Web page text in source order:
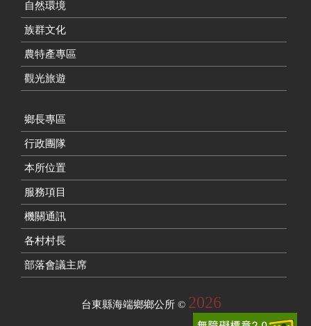
自然環境
族群文化
農特產專區
觀光旅遊
鄉長專區
行政團隊
本所位置
服務項目
機關通訊
各村村長
部落會議主席
台東縣海端鄉鄉公所 © 2026